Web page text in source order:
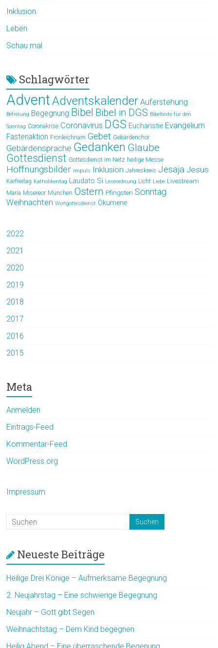
Inklusion
Leben
Schau mal
Schlagwörter
AdventAdventskalender Auferstehung
Befreiung Begegnung Bibel Bibel in DGS Bibeltexte für den
Sonntag Coronakrise Coronavirus DGS Eucharistie Evangelium
Fastenaktion Fronleichnam Gebet Gebärdenchor
Gebärdensprache Gedanken Glaube
Gottesdienst Gottesdienst im Netz heilige Messe
Hoffnungsbilder impuls Inklusion Jahreskreis Jesaja Jesus
Karfreitag Katholikentag Laudato Si Leseordnung Licht Liebe Livestream
Maria Misereor München Ostern Pfingsten Sonntag
Weihnachten Wortgottesdienst Ökumene
2022
2021
2020
2019
2018
2017
2016
2015
Meta
Anmelden
Eintrags-Feed
Kommentar-Feed
WordPress.org
Impressum
Neueste Beiträge
Heilige Drei Könige – Aufmerksame Begegnung
2. Neujahrstag – Eine schwierige Begegnung
Neujahr – Gott gibt Segen
Weihnachtstag – Dem Kind begegnen